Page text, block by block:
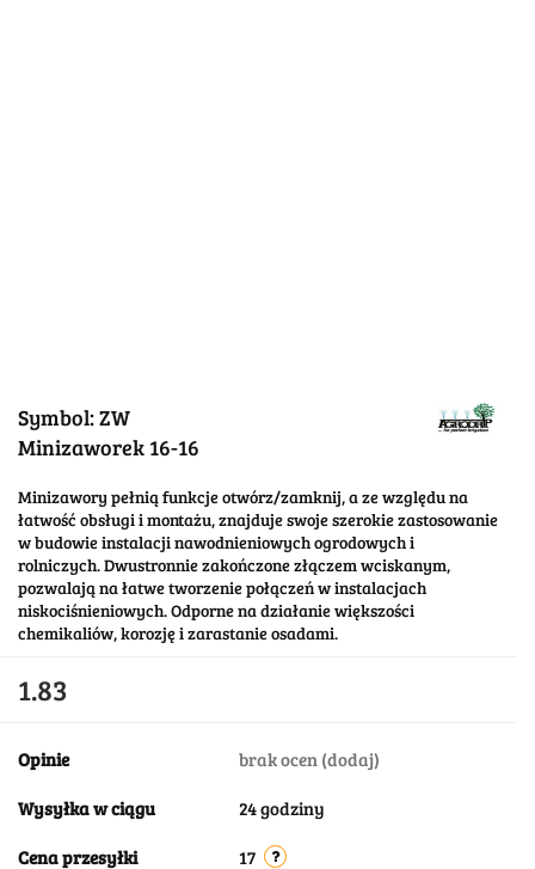
Symbol:ZW
Minizaworek 16-16
Minizawory pełnią funkcje otwórz/zamknij, a ze względu na
łatwość obsługi i montażu, znajduje swoje szerokie zastosowanie
w budowie instalacji nawodnieniowych ogrodowych i
rolniczych. Dwustronnie zakończone złączem wciskanym,
pozwalają na łatwe tworzenie połączeń w instalacjach
niskociśnieniowych. Odporne na działanie większości
chemikaliów, korozję i zarastanie osadami.
1.83
Opinie brak ocen (dodaj)
Wysyłka w ciągu 24 godziny
Cena przesyłki 17